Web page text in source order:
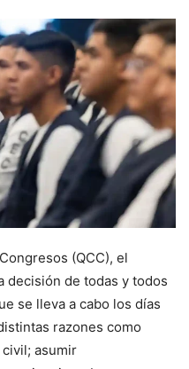
(QCC), el
decisión de todas y todos
se lleva a cabo los días
razones como
asumir